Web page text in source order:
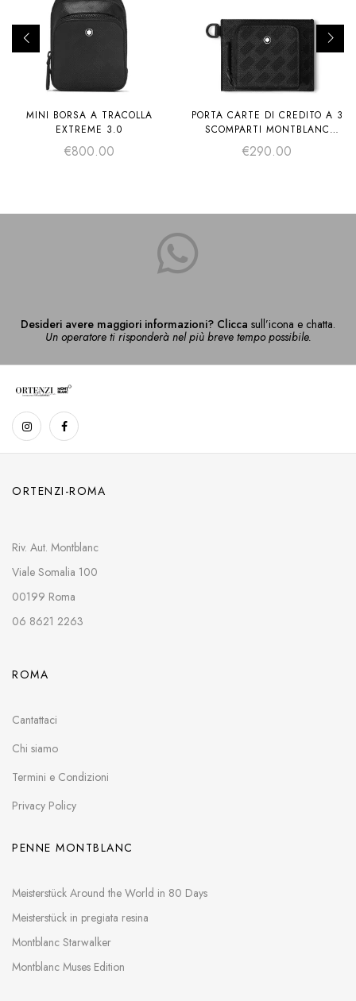
MINI BORSA A TRACOLLA
EXTREME 3.0
€800.00
PORTA CARTE DI CREDITO A 3
SCOMPARTI MONTBLANC
EXTREME 3.0 CON TASCA
€290.00
Desideri avere maggiori informazioni? Clicca sull’icona e chatta.
Un operatore ti risponderà nel più breve tempo possibile.
ORTENZI-ROMA
Riv. Aut. Montblanc
Viale Somalia 100
00199 Roma
06 8621 2263
ROMA
Cantattaci
Chi siamo
Termini e Condizioni
Privacy Policy
PENNE MONTBLANC
Meisterstück Around the World in 80 Days
Meisterstück in pregiata resina
Montblanc Starwalker
Montblanc Muses Edition